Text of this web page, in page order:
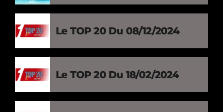
Le TOP 20 Du 08/12/2024
Le TOP 20 Du 18/02/2024